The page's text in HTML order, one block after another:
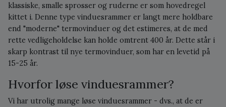
klassiske, smalle sprosser og ruderne er som hovedregel
kittet i. Denne type vinduesrammer er langt mere holdbare
end "moderne" termovinduer og det estimeres, at de med
rette vedligeholdelse kan holde omtrent 400 år. Dette står i
skarp kontrast til nye termovinduer, som har en levetid på
15-25 år.
Hvorfor løse vinduesrammer?
Vi har utrolig mange løse vinduesrammer - dvs., at de er